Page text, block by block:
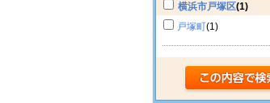
横浜市戸塚区(1)
戸塚町(1)